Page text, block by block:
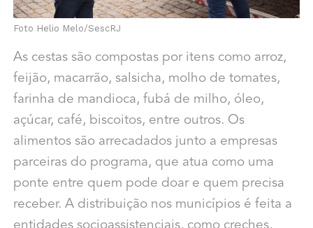
Foto Helio Melo/SescRJ
As cestas são compostas por itens como arroz,
feijão, macarrão, salsicha, molho de tomates,
farinha de mandioca, fubá de milho, óleo,
açúcar, café, biscoitos, entre outros. Os
alimentos são arrecadados junto a empresas
parceiras do programa, que atua como uma
ponte entre quem pode doar e quem precisa
receber. A distribuição nos municípios é feita a